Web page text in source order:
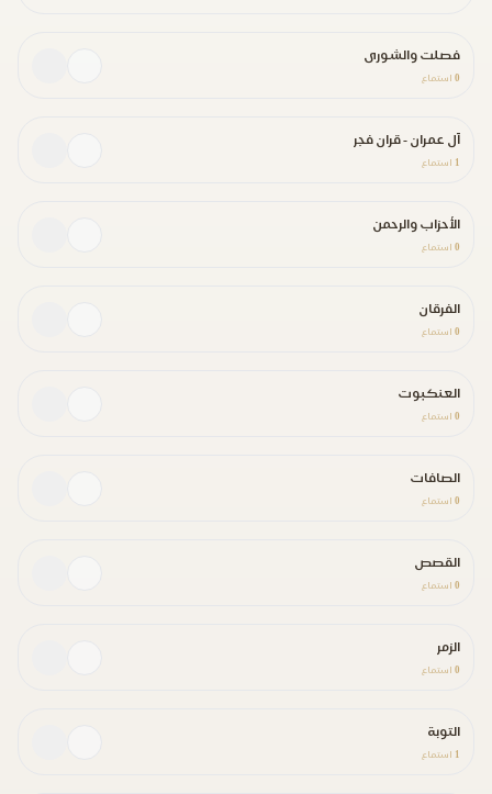
فصلت والشورى
0 استماع
آل عمران - قران فجر
1 استماع
الأحزاب والرحمن
0 استماع
الفرقان
0 استماع
العنكبوت
0 استماع
الصافات
0 استماع
القصص
0 استماع
الزمر
0 استماع
التوبة
1 استماع